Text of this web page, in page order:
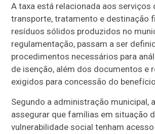
A taxa está relacionada aos serviços
transporte, tratamento e destinação
resíduos sólidos produzidos no
regulamentação, passam a ser
procedimentos necessários para
de isenção, além dos documentos e
exigidos para concessão do
Segundo a administração municipal,
assegurar que famílias em situação
vulnerabilidade social tenham